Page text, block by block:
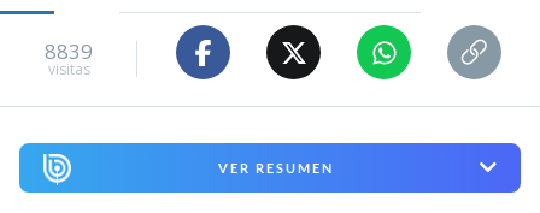
8839
visitas
VER RESUMEN